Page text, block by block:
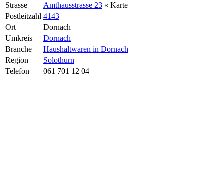
Strasse
Amthausstrasse 23 « Karte
Postleitzahl 4143
Ort
Dornach
Umkreis
Dornach
Branche
Haushaltwaren in Dornach
Region
Solothurn
Telefon
061 701 12 04